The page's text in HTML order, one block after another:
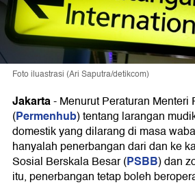
Foto iluastrasi (Ari Saputra/detikcom)
Jakarta-Menurut Peraturan Menteri
(Permenhub) tentang larangan
domestik yang dilarang di masa
hanyalah penerbangan dari dan ke
Sosial Berskala Besar (PSBB) dan
itu, penerbangan tetap boleh